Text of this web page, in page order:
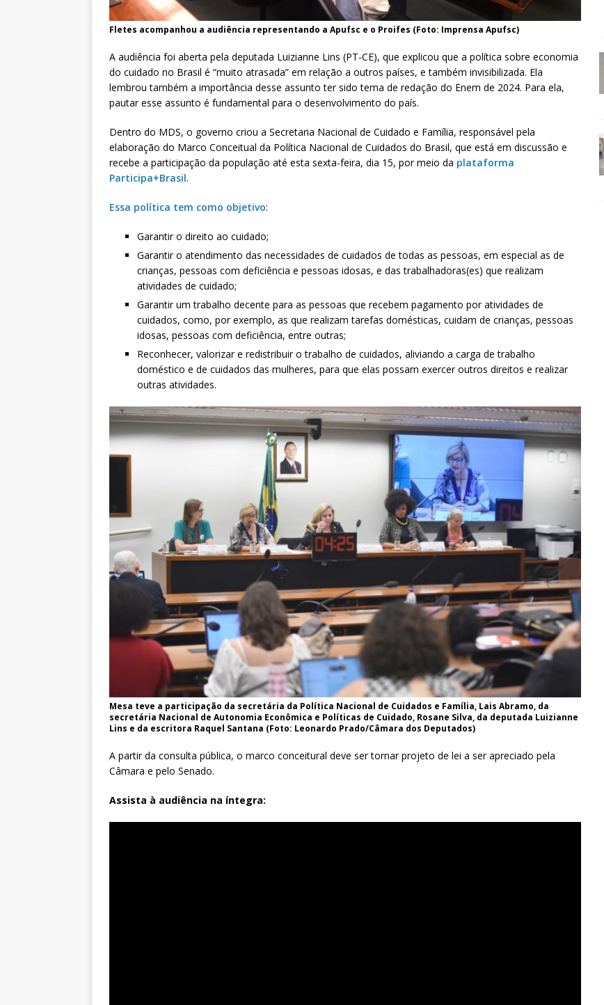
Fletes acompanhou a audiência representando a Apufsc e o Proifes (Foto: Imprensa Apufsc)
A audiência foi aberta pela deputada Luizianne Lins (PT-CE), que explicou que a política sobre economia
do cuidado no Brasil é “muito atrasada” em relação a outros países, e também invisibilizada. Ela
lembrou também a importância desse assunto ter sido tema de redação do Enem de 2024. Para ela,
pautar esse assunto é fundamental para o desenvolvimento do país.
Dentro do MDS, o governo criou a Secretaria Nacional de Cuidado e Família, responsável pela
elaboração do Marco Conceitual da Política Nacional de Cuidados do Brasil, que está em discussão e
recebe a participação da população até esta sexta-feira, dia 15, por meio da plataforma
Participa+Brasil.
Essa política tem como objetivo:
Garantir o direito ao cuidado;
Garantir o atendimento das necessidades de cuidados de todas as pessoas, em especial as de
crianças, pessoas com deficiência e pessoas idosas, e das trabalhadoras(es) que realizam
atividades de cuidado;
Garantir um trabalho decente para as pessoas que recebem pagamento por atividades de
cuidados, como, por exemplo, as que realizam tarefas domésticas, cuidam de crianças, pessoas
idosas, pessoas com deficiência, entre outras;
Reconhecer, valorizar e redistribuir o trabalho de cuidados, aliviando a carga de trabalho
doméstico e de cuidados das mulheres, para que elas possam exercer outros direitos e realizar
outras atividades.
Mesa teve a participação da secretária da Política Nacional de Cuidados e Família, Lais Abramo, da
secretária Nacional de Autonomia Econômica e Políticas de Cuidado, Rosane Silva, da deputada Luizianne
Lins e da escritora Raquel Santana (Foto: Leonardo Prado/Câmara dos Deputados)
A partir da consulta pública, o marco conceitural deve ser tornar projeto de lei a ser apreciado pela
Câmara e pelo Senado.
Assista à audiência na íntegra: